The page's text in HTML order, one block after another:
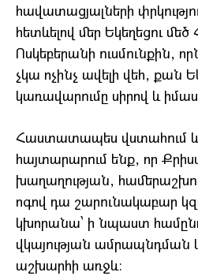
հավատացյալների
հետևելով մեր Եկեղեցու մեծ
Ոսկեբերանի ուսմունքին,
չկա ոչինչ ավելի վեհ, քան
կառավարումը սիրով և
Հաստատապես վստահում
հայտարարում ենք, որ
խաղաղության,
ոգով դա շարունակաբար
կխորանա՝ ի նպաստ
վկայության
աշխարհի առջև։